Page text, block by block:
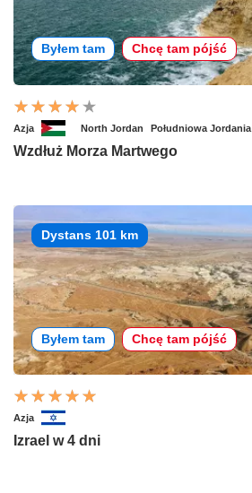
Byłem tam Chcę tam pójść
Azja North Jordan Południowa Jordania
Wzdłuż Morza Martwego
Dystans 101 km
Byłem tam Chcę tam pójść
Azja
Izrael w 4 dni